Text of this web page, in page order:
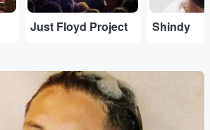
Just Floyd Project Shindy